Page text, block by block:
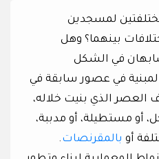
لمسجدين
بينهما؟ وهل
في الشكل
في عصور سابقة في
العصر الذي بنيت خلاله،
أو مستطيلة، أو مدببة،
أو بالمقرنصات.